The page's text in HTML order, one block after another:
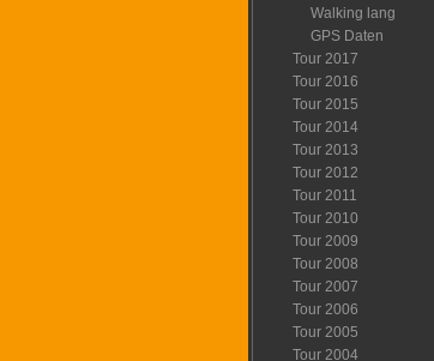
Walking lang
GPS Daten
Tour 2017
Tour 2016
Tour 2015
Tour 2014
Tour 2013
Tour 2012
Tour 2011
Tour 2010
Tour 2009
Tour 2008
Tour 2007
Tour 2006
Tour 2005
Tour 2004